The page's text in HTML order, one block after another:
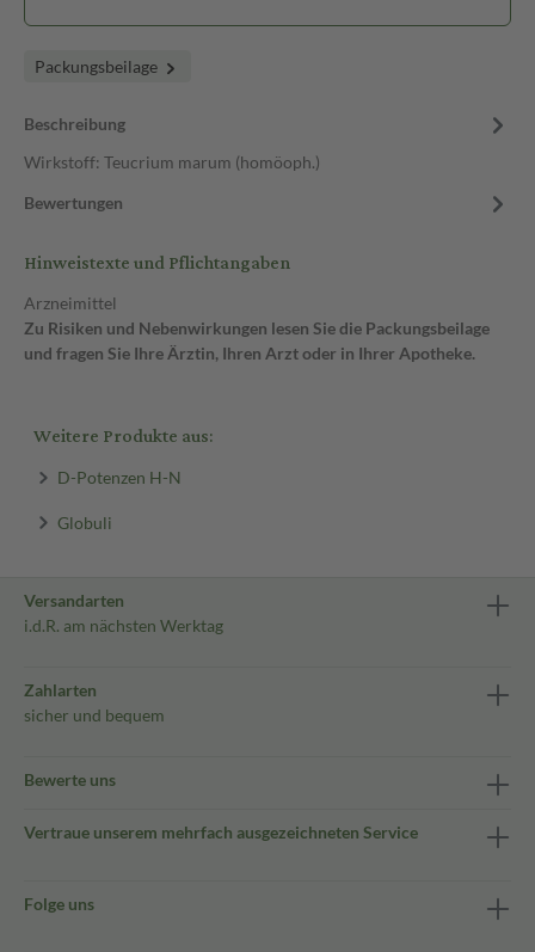
Packungsbeilage
Beschreibung
Wirkstoff: Teucrium marum (homöoph.)
Bewertungen
Hinweistexte und Pflichtangaben
Arzneimittel
Zu Risiken und Nebenwirkungen lesen Sie die Packungsbeilage
und fragen Sie Ihre Ärztin, Ihren Arzt oder in Ihrer Apotheke.
Weitere Produkte aus:
D-Potenzen H-N
Globuli
Versandarten
i.d.R. am nächsten Werktag
Zahlarten
sicher und bequem
Bewerte uns
Vertraue unserem mehrfach ausgezeichneten Service
Folge uns